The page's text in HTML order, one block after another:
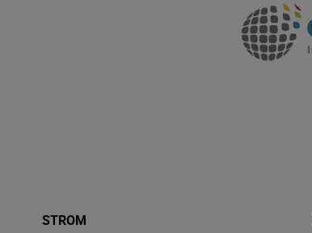
STROM